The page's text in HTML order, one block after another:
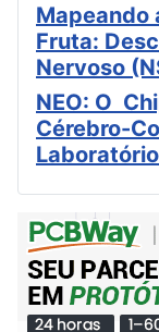
Mapeando
Fruta:
Nervoso
NEO: O
Cérebro-